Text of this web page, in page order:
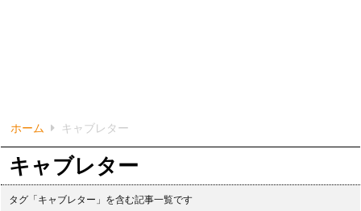
ホーム キャブレター
キャブレター
タグ「キャブレター」を含む記事一覧です